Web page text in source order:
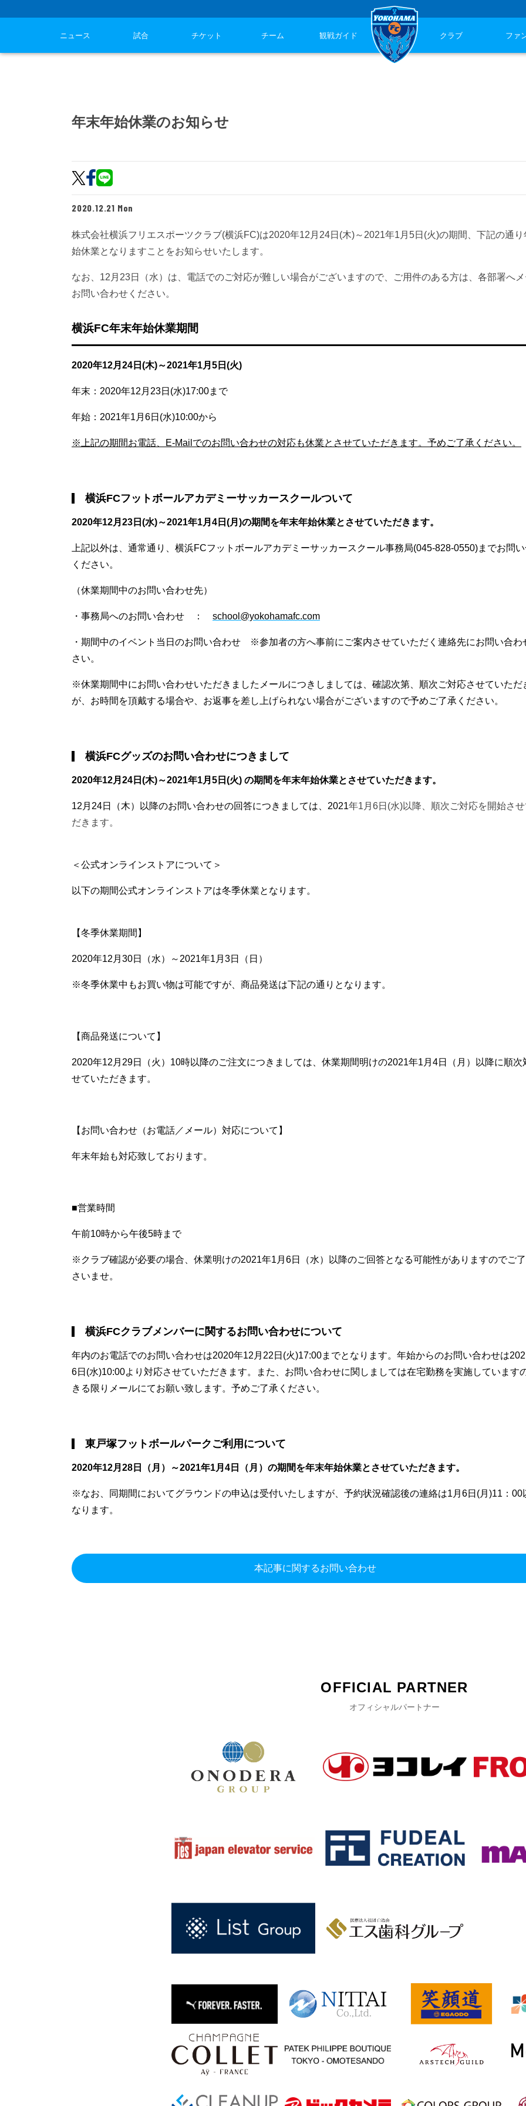
ニュース 試合 チケット チーム 観戦ガイド クラブ ファ
年末年始休業のお知らせ
2020.12.21 Mon
株式会社横浜フリエスポーツクラブ(横浜FC)は2020年12月24日(木)～2021年1月5日(火)の期間、下記の通り
始休業となりますことをお知らせいたします。
なお、12月23日（水）は、電話でのご対応が難しい場合がございますので、ご用件のある方は、各部署へ
お問い合わせください。
横浜FC年末年始休業期間
2020年12月24日(木)～2021年1月5日(火)
年末：2020年12月23日(水)17:00まで
年始：2021年1月6日(水)10:00から
※上記の期間お電話、E-Mailでのお問い合わせの対応も休業とさせていただきます。予めご了承ください。
横浜FCフットボールアカデミーサッカースクールついて
2020年12月23日(水)～2021年1月4日(月)の期間を年末年始休業とさせていただきます。
上記以外は、通常通り、横浜FCフットボールアカデミーサッカースクール事務局(045-828-0550)までお問
ください。
（休業期間中のお問い合わせ先）
・事務局へのお問い合わせ ： school@yokohamafc.com
・期間中のイベント当日のお問い合わせ ※参加者の方へ事前にご案内させていただく連絡先にお問い合わ
さい。
※休業期間中にお問い合わせいただきましたメールにつきしましては、確認次第、順次ご対応させていただ
が、お時間を頂戴する場合や、お返事を差し上げられない場合がございますので予めご了承ください。
横浜FCグッズのお問い合わせにつきまして
2020年12月24日(木)～2021年1月5日(火) の期間を年末年始休業とさせていただきます。
12月24日（木）以降のお問い合わせの回答につきましては、2021年1月6日(水)以降、順次ご対応を開始さ
だきます。
＜公式オンラインストアについて＞
以下の期間公式オンラインストアは冬季休業となります。
【冬季休業期間】
2020年12月30日（水）～2021年1月3日（日）
※冬季休業中もお買い物は可能ですが、商品発送は下記の通りとなります。
【商品発送について】
2020年12月29日（火）10時以降のご注文につきましては、休業期間明けの2021年1月4日（月）以降に順次
せていただきます。
【お問い合わせ（お電話／メール）対応について】
年末年始も対応致しております。
■営業時間
午前10時から午後5時まで
※クラブ確認が必要の場合、休業明けの2021年1月6日（水）以降のご回答となる可能性がありますのでご
さいませ。
横浜FCクラブメンバーに関するお問い合わせについて
年内のお電話でのお問い合わせは2020年12月22日(火)17:00までとなります。年始からのお問い合わせは
6日(水)10:00より対応させていただきます。また、お問い合わせに関しましては在宅勤務を実施しています
きる限りメールにてお願い致します。予めご了承ください。
東戸塚フットボールパークご利用について
2020年12月28日（月）～2021年1月4日（月）の期間を年末年始休業とさせていただきます。
※なお、同期間においてグラウンドの申込は受付いたしますが、予約状況確認後の連絡は1月6日(月)11：00
なります。
本記事に関するお問い合わせ
OFFICIAL PARTNER
オフィシャルパートナー